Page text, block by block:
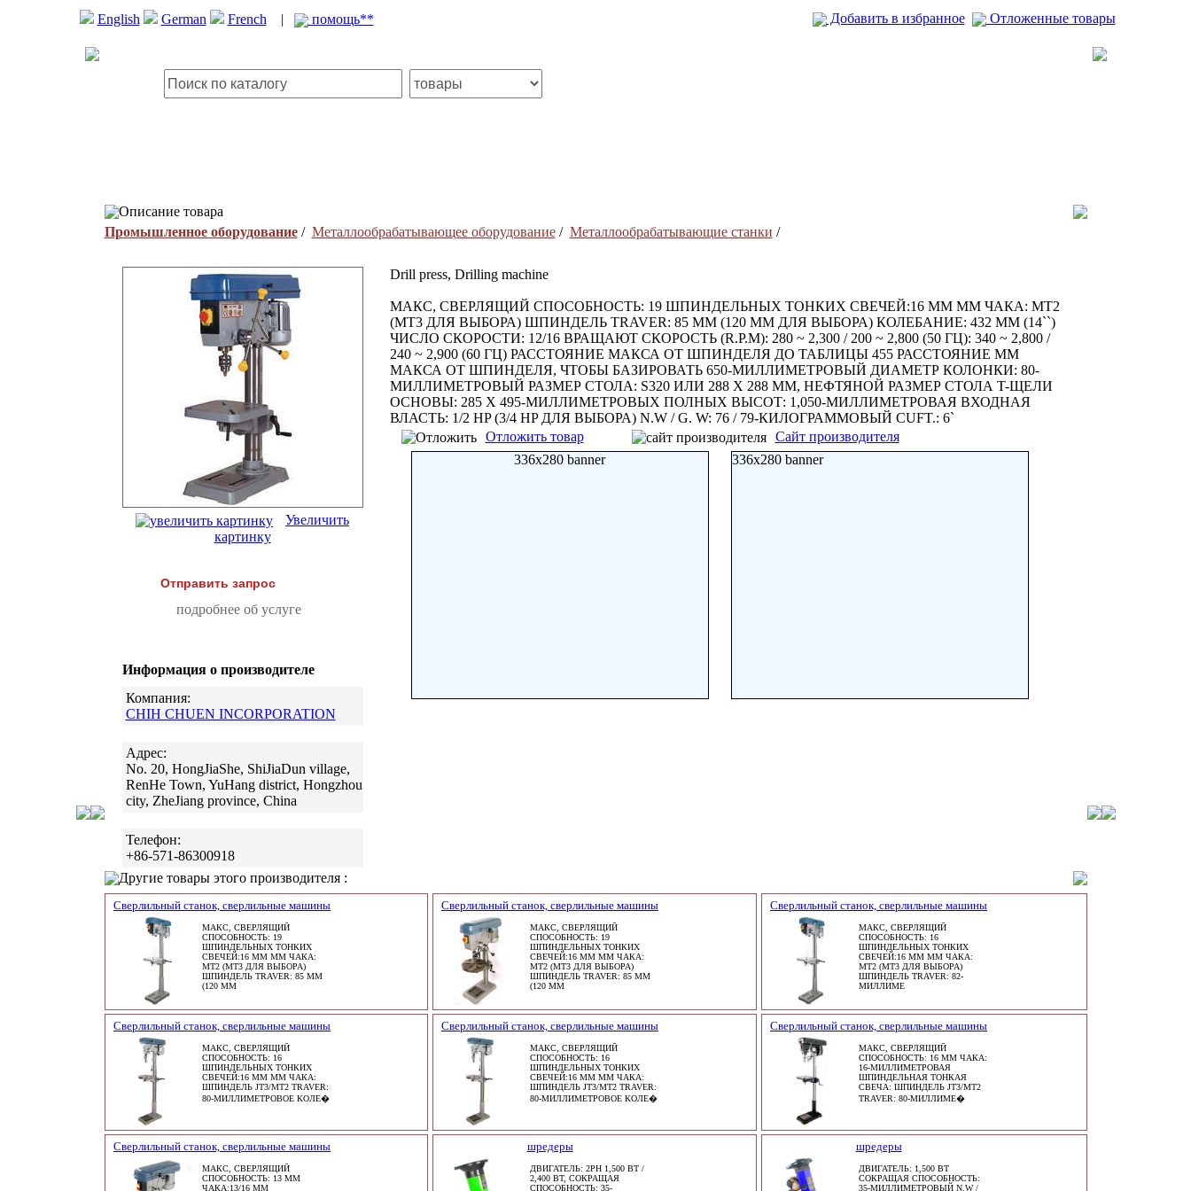
English German French | помощь** Добавить в избранное Отложенные товары
Описание товара
Промышленное оборудование/ Металлообрабатывающее оборудование/ Металлообрабатывающие станки /
Увеличить
картинку
Отправить запрос
подробнее об услуге
Информация о производителе
Компания:
CHIH CHUEN INCORPORATION
Адрес:
No. 20, HongJiaShe, ShiJiaDun village,
RenHe Town, YuHang district, Hongzhou
city, ZheJiang province, China
Телефон:
+86-571-86300918
Drill press, Drilling machine
МАКС, СВЕРЛЯЩИЙ СПОСОБНОСТЬ: 19 ШПИНДЕЛЬНЫХ ТОНКИХ СВЕЧЕЙ:16 ММ ММ ЧАКА: MT2
(MT3 ДЛЯ ВЫБОРА) ШПИНДЕЛЬ TRAVER: 85 ММ (120 ММ ДЛЯ ВЫБОРА) КОЛЕБАНИЕ: 432 ММ (14``)
ЧИСЛО СКОРОСТИ: 12/16 ВРАЩАЮТ СКОРОСТЬ (R.P.M): 280 ~ 2,300 / 200 ~ 2,800 (50 ГЦ): 340 ~ 2,800 /
240 ~ 2,900 (60 ГЦ) РАССТОЯНИЕ МАКСА ОТ ШПИНДЕЛЯ ДО ТАБЛИЦЫ 455 РАССТОЯНИЕ ММ
МАКСА ОТ ШПИНДЕЛЯ, ЧТОБЫ БАЗИРОВАТЬ 650-МИЛЛИМЕТРОВЫЙ ДИАМЕТР КОЛОНКИ: 80-
МИЛЛИМЕТРОВЫЙ РАЗМЕР СТОЛА: S320 ИЛИ 288 X 288 ММ, НЕФТЯНОЙ РАЗМЕР СТОЛА T-ЩЕЛИ
ОСНОВЫ: 285 X 495-МИЛЛИМЕТРОВЫХ ПОЛНЫХ ВЫСОТ: 1,050-МИЛЛИМЕТРОВАЯ ВХОДНАЯ
ВЛАСТЬ: 1/2 HP (3/4 HP ДЛЯ ВЫБОРА) N.W / G. W: 76 / 79-КИЛОГРАММОВЫЙ CUFT.: 6`
Отложить товар
Сайт производителя
336x280 banner
336x280 banner
Другие товары этого производителя :
Сверлильный станок, сверлильные машины
МАКС, СВЕРЛЯЩИЙ
СПОСОБНОСТЬ: 19
ШПИНДЕЛЬНЫХ ТОНКИХ
СВЕЧЕЙ:16 ММ ММ ЧАКА:
MT2 (MT3 ДЛЯ ВЫБОРА)
ШПИНДЕЛЬ TRAVER: 85 ММ
(120 ММ
Сверлильный станок, сверлильные машины
МАКС, СВЕРЛЯЩИЙ
СПОСОБНОСТЬ: 19
ШПИНДЕЛЬНЫХ ТОНКИХ
СВЕЧЕЙ:16 ММ ММ ЧАКА:
MT2 (MT3 ДЛЯ ВЫБОРА)
ШПИНДЕЛЬ TRAVER: 85 ММ
(120 ММ
Сверлильный станок, сверлильные машины
МАКС, СВЕРЛЯЩИЙ
СПОСОБНОСТЬ: 16
ШПИНДЕЛЬНЫХ ТОНКИХ
СВЕЧЕЙ:16 ММ ММ ЧАКА:
MT2 (MT3 ДЛЯ ВЫБОРА)
ШПИНДЕЛЬ TRAVER: 82-
МИЛЛИМЕ
Сверлильный станок, сверлильные машины
МАКС, СВЕРЛЯЩИЙ
СПОСОБНОСТЬ: 16
ШПИНДЕЛЬНЫХ ТОНКИХ
СВЕЧЕЙ:16 ММ ММ ЧАКА:
ШПИНДЕЛЬ JT3/MT2 TRAVER:
80-МИЛЛИМЕТРОВОЕ КОЛЕ�
Сверлильный станок, сверлильные машины
МАКС, СВЕРЛЯЩИЙ
СПОСОБНОСТЬ: 16
ШПИНДЕЛЬНЫХ ТОНКИХ
СВЕЧЕЙ:16 ММ ММ ЧАКА:
ШПИНДЕЛЬ JT3/MT2 TRAVER:
80-МИЛЛИМЕТРОВОЕ КОЛЕ�
Сверлильный станок, сверлильные машины
МАКС, СВЕРЛЯЩИЙ
СПОСОБНОСТЬ: 16 ММ ЧАКА:
16-МИЛЛИМЕТРОВАЯ
ШПИНДЕЛЬНАЯ ТОНКАЯ
СВЕЧА: ШПИНДЕЛЬ JT3/MT2
TRAVER: 80-МИЛЛИМЕ�
Сверлильный станок, сверлильные машины
МАКС, СВЕРЛЯЩИЙ
СПОСОБНОСТЬ: 13 ММ
ЧАКА:13/16 MM
шредеры
ДВИГАТЕЛЬ: 2PH 1,500 ВТ /
2,400 ВТ, СОКРАЩАЯ
СПОСОБНОСТЬ: 35-
шредеры
ДВИГАТЕЛЬ: 1,500 ВТ
СОКРАЩАЯ СПОСОБНОСТЬ:
35-МИЛЛИМЕТРОВЫЙ N.W /